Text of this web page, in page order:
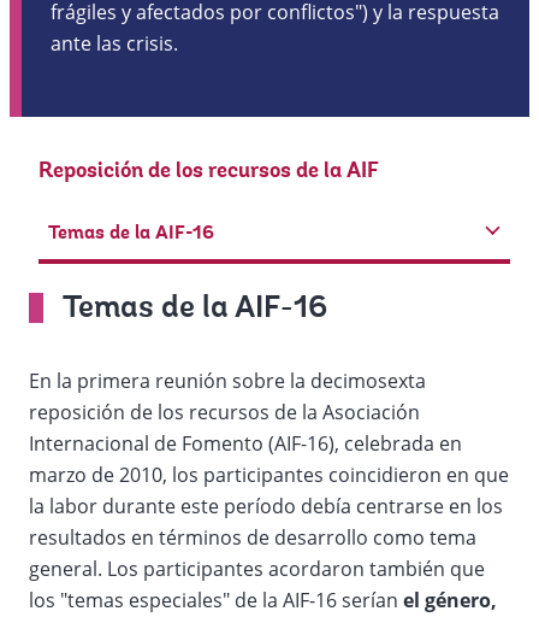
frágiles y afectados por conflictos") y la respuesta
ante las crisis.
Reposición de los recursos de la AIF
Temas de la AIF-16
Temas de la AIF-16
En la primera reunión sobre la decimosexta
reposición de los recursos de la Asociación
Internacional de Fomento (AIF-16), celebrada en
marzo de 2010, los participantes coincidieron en que
la labor durante este período debía centrarse en los
resultados en términos de desarrollo como tema
general. Los participantes acordaron también que
los "temas especiales" de la AIF-16 serían el género,